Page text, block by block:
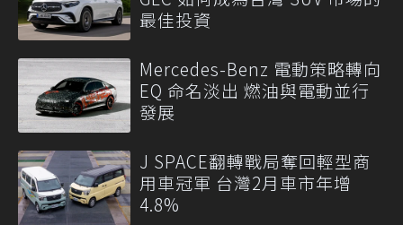
最佳投資
Mercedes-Benz 電動策略轉向
EQ 命名淡出 燃油與電動並行
發展
J SPACE翻轉戰局奪回輕型商
用車冠軍 台灣2月車市年增
4.8%